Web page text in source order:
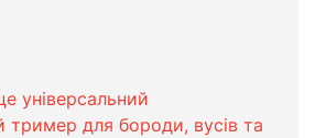
універсальний
тример для бороди, вусів та